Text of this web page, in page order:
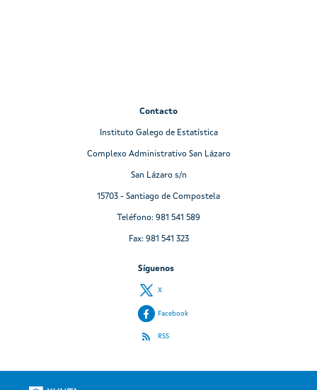
Contacto
Instituto Galego de Estatística
Complexo Administrativo San Lázaro
San Lázaro s/n
15703 - Santiago de Compostela
Teléfono: 981 541 589
Fax: 981 541 323
Síguenos
X
Facebook
RSS